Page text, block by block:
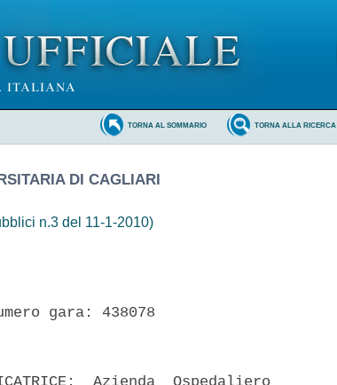
TORNA ALLA RICERCA
TORNA AL SOMMARIO
DI CAGLIARI
n.3 del 11-1-2010)
gara: 438078